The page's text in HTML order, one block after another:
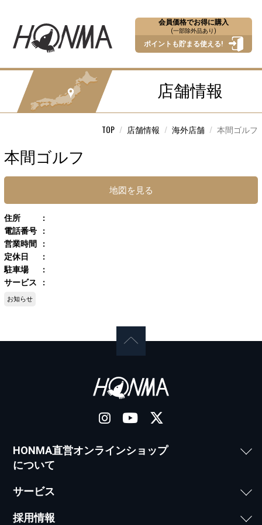
会員価格でお得に購入
(一部除外品あり)
ポイントも貯まる使える!
店舗情報
TOP 店舗情報 海外店舗 本間ゴルフ
本間ゴルフ
地図を見る
住所
電話番号
営業時間
定休日
駐車場
サービス
お知らせ
HONMA直営オンラインショップ
について
サービス
採用情報